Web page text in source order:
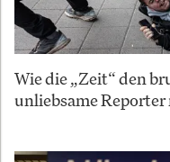
Wie die „Zeit“ den
unliebsame